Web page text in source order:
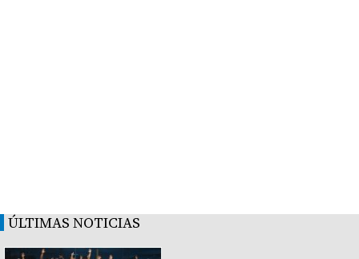
ÚLTIMAS NOTICIAS